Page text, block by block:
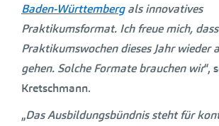
Baden-Württembergals innovatives
Praktikumsformat. Ich freue mich,
Praktikumswochen dieses Jahr wieder
gehen. Solche Formate brauchen wir“,
Kretschmann.
„Das Ausbildungsbündnis steht für